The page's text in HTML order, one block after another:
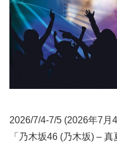
2026/7/4-7/5 (2026年7月
「乃木坂46 (乃木坂) –